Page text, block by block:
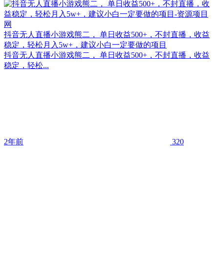
抖音无人直播小游戏熊二， 单日收益500+，不封直播，收益
稳定，轻松月入5w+，建议小白一定要做的项目
抖音无人直播小游戏熊二， 单日收益500+，不封直播，收益
稳定，轻松...
2年前 320